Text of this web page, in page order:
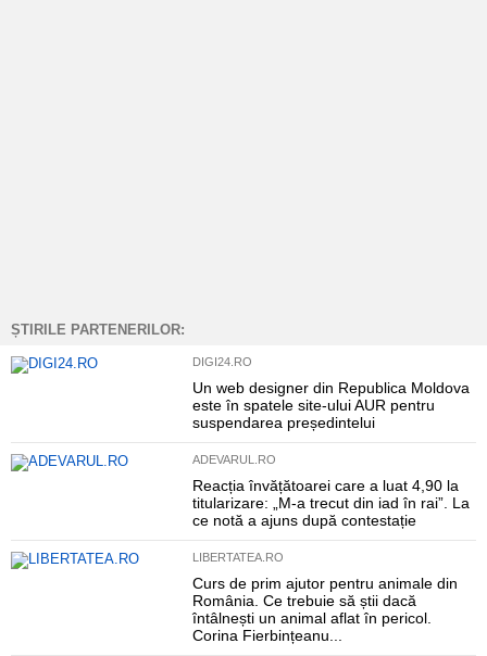
ȘTIRILE PARTENERILOR:
DIGI24.RO
Un web designer din Republica Moldova
este în spatele site-ului AUR pentru
suspendarea președintelui
ADEVARUL.RO
Reacția învățătoarei care a luat 4,90 la
titularizare: „M-a trecut din iad în rai”. La
ce notă a ajuns după contestație
LIBERTATEA.RO
Curs de prim ajutor pentru animale din
România. Ce trebuie să știi dacă
întâlnești un animal aflat în pericol.
Corina Fierbințeanu...